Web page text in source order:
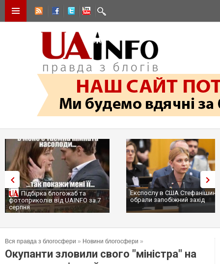
Підбірка блогожаб та
фотоприколів від UAINFO за 7
серпня
Експослу в США
обрали запобіжний захід
Вся правда з блогосфери » Новини блогосфери »
Окупанти зловили свого "міністра" на